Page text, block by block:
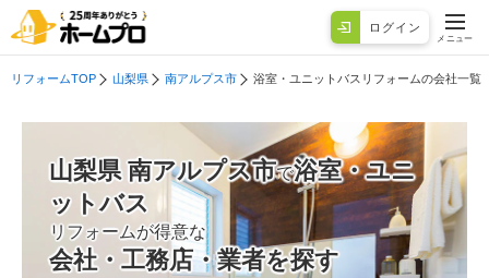
ログイン
メニュー
リフォームTOP 山梨県 南アルプス市 浴室・ユニットバスリフォームの会社一覧
山梨県 南アルプス市で浴室・ユニ
ットバス
リフォームが得意な
会社・工務店・業者を探す